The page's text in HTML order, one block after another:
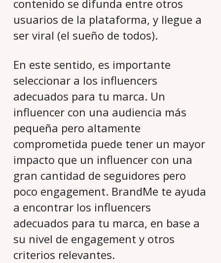
contenido se difunda entre otros
usuarios de la plataforma, y llegue a
ser viral (el sueño de todos).
En este sentido, es importante
seleccionar a los influencers
adecuados para tu marca. Un
influencer con una audiencia más
pequeña pero altamente
comprometida puede tener un mayor
impacto que un influencer con una
gran cantidad de seguidores pero
poco engagement. BrandMe te ayuda
a encontrar los influencers
adecuados para tu marca, en base a
su nivel de engagement y otros
criterios relevantes.